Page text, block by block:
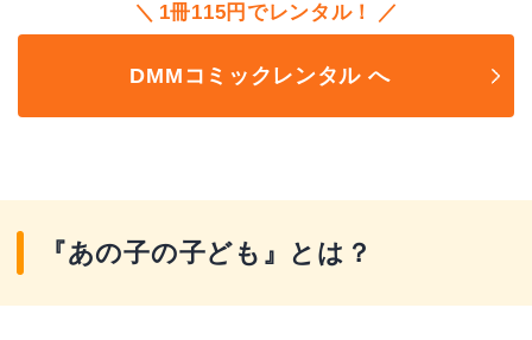
1冊115円でレンタル！
DMMコミックレンタル へ
『あの子の子ども』とは？